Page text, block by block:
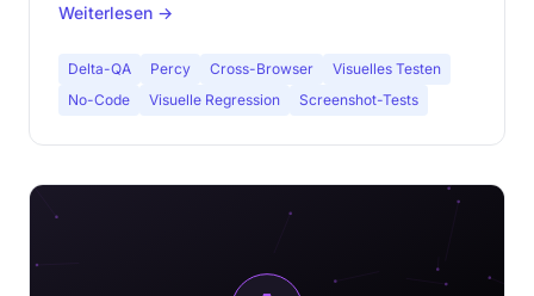
lokal.
Weiterlesen →
Delta-QA Percy Cross-Browser
Visuelles Testen
No-Code
Visuelle Regression Screenshot-Tests